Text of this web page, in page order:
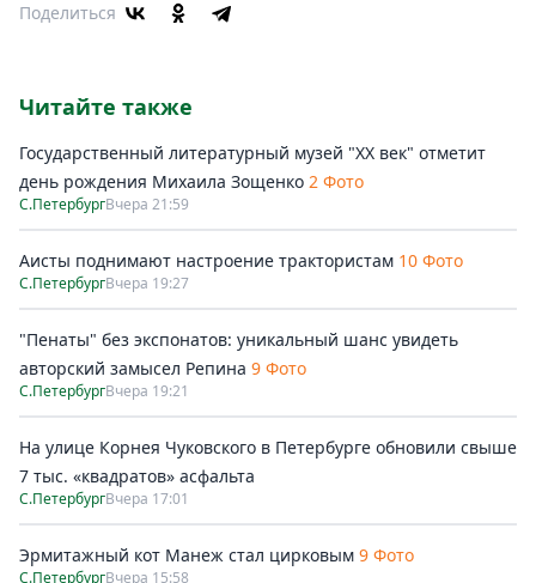
Поделиться
Читайте также
Государственный литературный музей "ХХ век" отметит
день рождения Михаила Зощенко 2 Фото
С.ПетербургВчера 21:59
Аисты поднимают настроение трактористам 10 Фото
С.ПетербургВчера 19:27
"Пенаты" без экспонатов: уникальный шанс увидеть
авторский замысел Репина 9 Фото
С.ПетербургВчера 19:21
На улице Корнея Чуковского в Петербурге обновили свыше
7 тыс. «квадратов» асфальта
С.ПетербургВчера 17:01
Эрмитажный кот Манеж стал цирковым 9 Фото
С.ПетербургВчера 15:58